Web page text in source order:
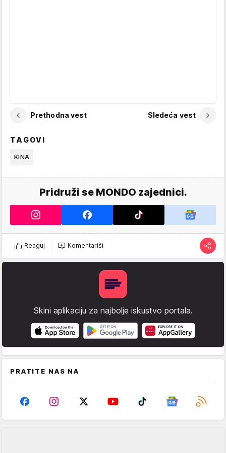
Prethodna vest Sledeća vest
TAGOVI
KINA
Pridruži se MONDO zajednici.
Reaguj Komentariši
Skini aplikaciju za najbolje iskustvo portala.
PRATITE NAS NA